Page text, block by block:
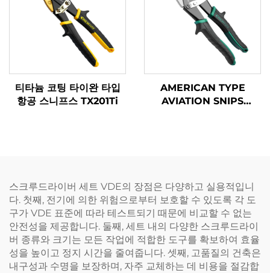
티타늄 코팅 타이완 타입
항공 스니프스 TX201Ti
AMERICAN TYPE
AVIATION SNIPS
스크루드라이버 세트 VDE의 장점은 다양하고 실용적입니
다. 첫째, 전기에 의한 위험으로부터 보호할 수 있도록 각 도
구가 VDE 표준에 따라 테스트되기 때문에 비교할 수 없는
안전성을 제공합니다. 둘째, 세트 내의 다양한 스크루드라이
버 종류와 크기는 모든 작업에 적합한 도구를 확보하여 효율
성을 높이고 정지 시간을 줄여줍니다. 셋째, 고품질의 건축은
내구성과 수명을 보장하며, 자주 교체하는 데 비용을 절감합